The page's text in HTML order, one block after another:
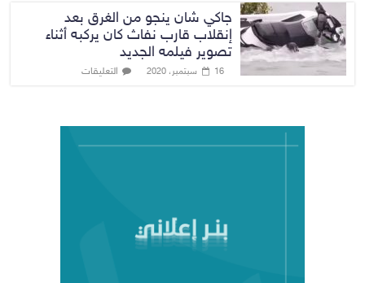
جاكي شان ينجو من الغرق بعد
إنقلاب قارب نفاث كان يركبه أثناء
تصوير فيلمه الجديد
16 سبتمبر، 2020 التعليقات